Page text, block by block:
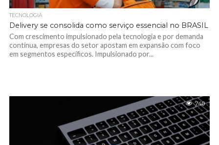
TECNOLOGIA
Delivery se consolida como serviço essencial no BRASIL
Com crescimento impulsionado pela tecnologia e por demanda
contínua, empresas do setor apostam em expansão com foco
em segmentos específicos. Impulsionado por...
740